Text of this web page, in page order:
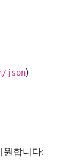
json)
원합니다: